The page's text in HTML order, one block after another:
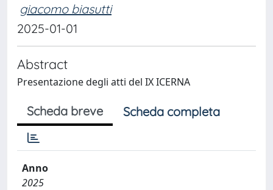
giacomo biasutti
2025-01-01
Abstract
Presentazione degli atti del IX ICERNA
Scheda breve Scheda completa
Anno
2025